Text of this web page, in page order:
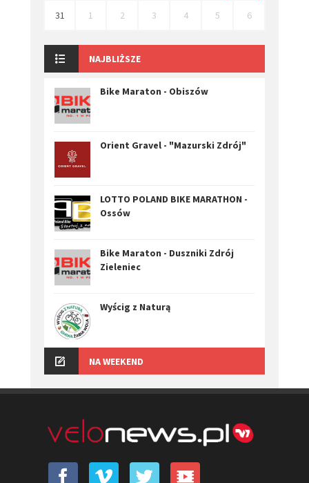
31 1 2 3 4 5 6
NAJBLIŻSZE
Bike Maraton - Obiszów
Orient Gravel - "Mazurski Zdrój"
LOTTO POLAND BIKE MARATHON -
Ossów
Bike Maraton - Duszniki Zdrój
Zieleniec
Wyścig z Naturą
NA WEEKEND